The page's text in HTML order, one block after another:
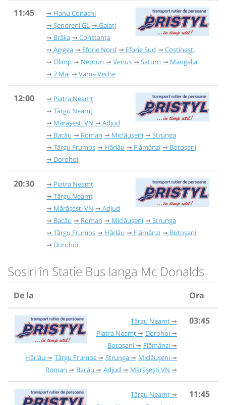
11:45
Hanu Conachi
Șendreni GL
Galați
Brăila
Constanța
Agigea
Eforie Nord Eforie Sud
Costinești
Olimp
Neptun Venus Saturn
Mangalia
2 Mai
Vama Veche
12:00
Piatra Neamț
Târgu Neamț
Mărășești VN
Adjud
Bacău
Roman Miclăușeni
Strunga
Târgu Frumos
Hârlău Flămânzi
Botoșani
Dorohoi
20:30
Piatra Neamț
Târgu Neamț
Mărășești VN
Adjud
Bacău
Roman Miclăușeni
Strunga
Târgu Frumos
Hârlău Flămânzi
Botoșani
Dorohoi
Sosiri în Statie Bus langa Mc Donalds
De la Ora
Târgu Neamț
Piatra Neamț
Dorohoi
Botoșani
Flămânzi
Hârlău
Târgu Frumos Strunga
Miclăușeni
Roman
Bacău Adjud Mărășești VN
03:45
Târgu Neamț
11:45